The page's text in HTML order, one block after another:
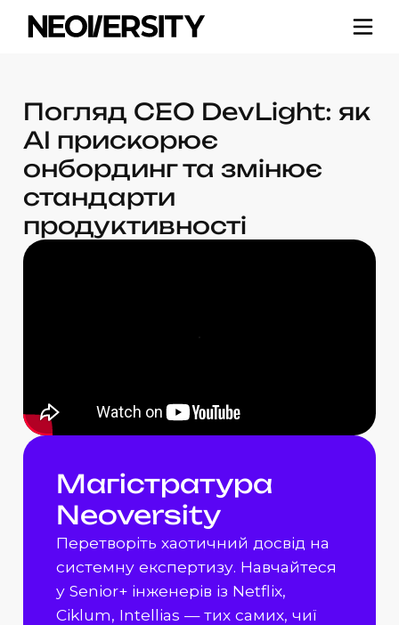
Погляд CEO DevLight: як
AI прискорює
онбординг та змінює
стандарти
продуктивності
Магістратура
Neoversity
Перетворіть хаотичний досвід на
системну експертизу. Навчайтеся
у Senior+ інженерів із Netflix,
Ciklum, Intellias — тих самих, чиї